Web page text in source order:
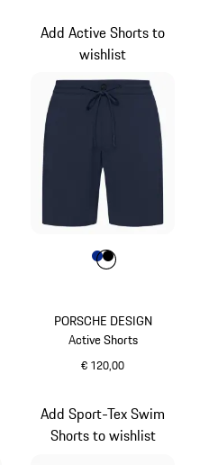
PORSCHE DESIGN
Active Shorts
€ 120,00
Add Active Shorts to
wishlist
Kleur
KleurKleur
Add Sport-Tex Swim
Shorts to wishlist